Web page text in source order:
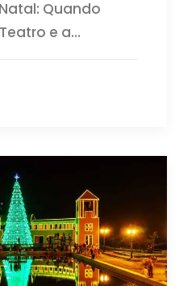
Quando
e a…